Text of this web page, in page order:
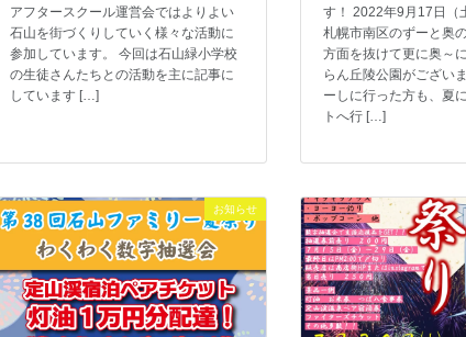
アフタースクール運営会ではよりよい
石山を街づくりしていく様々な活動に
参加しています。 今回は石山緑小学校
の生徒さんたちとの活動を主に記事に
しています […]
す！ 2022年9月17日（
札幌市南区のずーと奥
方面を抜けて更に奥～
らん丘陵公園がござい
ーしに行った方も、夏
トへ行 […]
お知らせ